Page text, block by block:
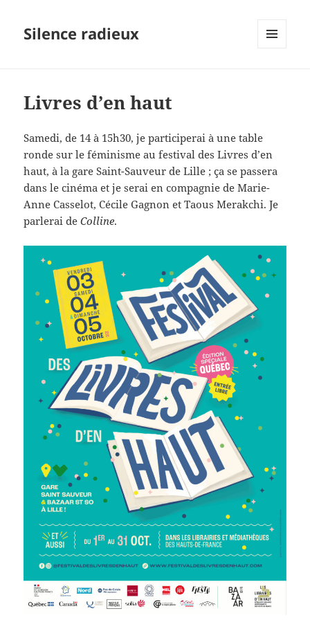
Silence radieux
Livres d’en haut
Samedi, de 14 à 15h30, je participerai à une table
ronde sur le féminisme au festival des Livres d’en
haut, à la gare Saint-Sauveur de Lille ; ça se passera
dans le cinéma et je serai en compagnie de Marie-
Anne Casselot, Cécile Gagnon et Taous Merakchi. Je
parlerai deColline.